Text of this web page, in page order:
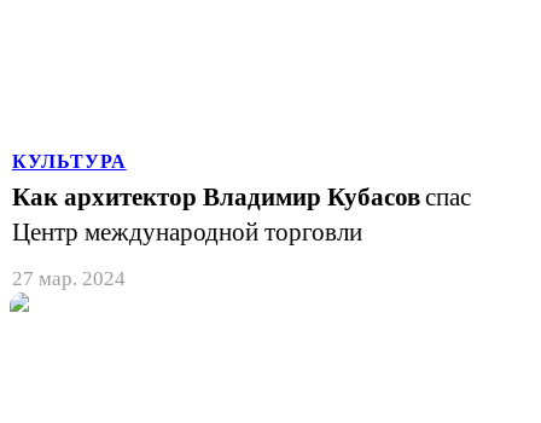
КУЛЬТУРА
Как архитектор Владимир Кубасовспас
Центр международной торговли
27 мар. 2024